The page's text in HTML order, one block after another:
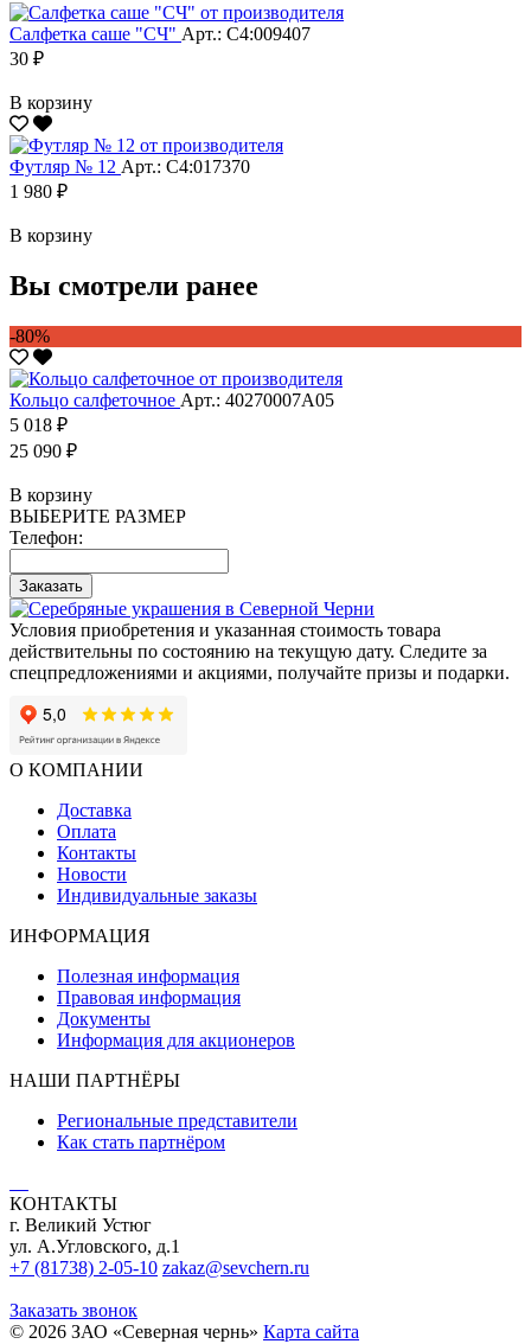
Салфетка саше "CЧ" Арт.: С4:009407
30 ₽
В корзину
Футляр № 12 Арт.: С4:017370
1 980 ₽
В корзину
Вы смотрели ранее
-80%
Кольцо салфеточное Арт.: 40270007А05
5 018 ₽
25 090 ₽
В корзину
ВЫБЕРИТЕ РАЗМЕР
Телефон:
Заказать
Условия приобретения и указанная стоимость товара
действительны по состоянию на текущую дату. Следите за
спецпредложениями и акциями, получайте призы и подарки.
О КОМПАНИИ
Доставка
Оплата
Контакты
Новости
Индивидуальные заказы
ИНФОРМАЦИЯ
Полезная информация
Правовая информация
Документы
Информация для акционеров
НАШИ ПАРТНЁРЫ
Региональные представители
Как стать партнёром
КОНТАКТЫ
г. Великий Устюг
ул. А.Угловского, д.1
+7 (81738) 2-05-10 zakaz@sevchern.ru
Заказать звонок
© 2026 ЗАО «Северная чернь» Карта сайта